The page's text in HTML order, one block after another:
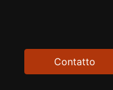
Contatto